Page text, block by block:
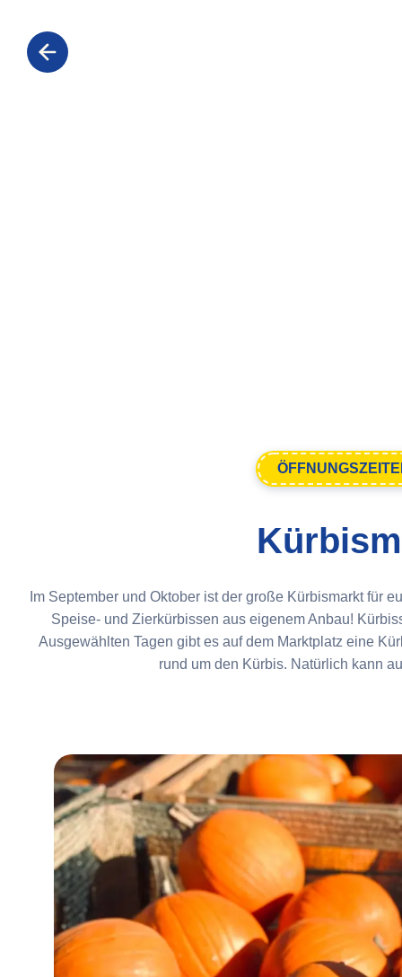
Im September und Oktober ist der große Kürbismarkt für
Speise- und Zierkürbissen aus eigenem Anbau!
Ausgewählten Tagen gibt es auf dem Marktplatz eine
rund um den Kürbis. Natürlich kann